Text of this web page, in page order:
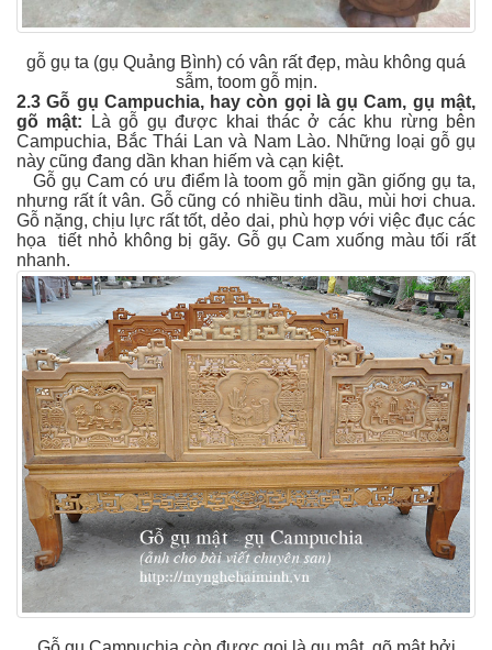
gỗ gụ ta (gụ Quảng Bình) có vân rất đẹp, màu không quá
sẫm, toom gỗ mịn.
2.3 Gỗ gụ Campuchia, hay còn gọi là gụ Cam, gụ mật,
gõ mật:
Là gỗ gụ được khai thác ở các khu rừng bên
Campuchia, Bắc Thái Lan và Nam Lào. Những loại gỗ gụ
này cũng đang dần khan hiếm và cạn kiệt.
Gỗ gụ Cam có ưu điểm là toom gỗ mịn gần giống gụ ta,
nhưng rất ít vân. Gỗ cũng có nhiều tinh dầu, mùi hơi chua.
Gỗ nặng, chịu lực rất tốt, dẻo dai, phù hợp với việc đục các
họa tiết nhỏ không bị gãy. Gỗ gụ Cam xuống màu tối rất
nhanh.